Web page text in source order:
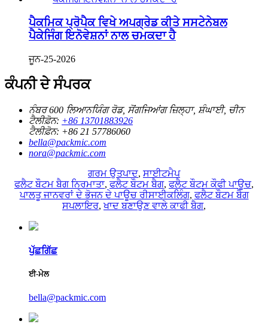
ਪੈਕਮਿਕ ਪ੍ਰੋਪੈਕ ਵਿਖੇ ਅਪਗ੍ਰੇਡ ਕੀਤੇ ਸਸਟੇਨੇਬਲ
ਪੈਕੇਜਿੰਗ ਇਨੋਵੇਸ਼ਨਾਂ ਨਾਲ ਚਮਕਦਾ ਹੈ
ਜੂਨ-25-2026
ਕੰਪਨੀ ਦੇ ਸੰਪਰਕ
ਨੰਬਰ 600 ਲਿਆਨਯਿੰਗ ਰੋਡ, ਸੋਂਗਜਿਆਂਗ ਜ਼ਿਲ੍ਹਾ, ਸ਼ੰਘਾਈ, ਚੀਨ
ਟੈਲੀਫ਼ੋਨ: +86 13701883926
ਟੈਲੀਫ਼ੋਨ: +86 21 57786060
bella@packmic.com
nora@packmic.com
ਗਰਮ ਉਤਪਾਦ, ਸਾਈਟਮੈਪ
ਫਲੈਟ ਬੌਟਮ ਬੈਗ ਨਿਰਮਾਤਾ,ਫਲੈਟ ਬੌਟਮ ਬੈਗ,ਫਲੈਟ ਬੌਟਮ ਕੌਫੀ ਪਾਊਚ,
ਪਾਲਤੂ ਜਾਨਵਰਾਂ ਦੇ ਭੋਜਨ ਦੇ ਪਾਊਚ ਰੀਸਾਈਕਲਿੰਗ,ਫਲੈਟ ਬੌਟਮ ਬੈਗ
ਸਪਲਾਇਰ,ਖਾਦ ਬਣਾਉਣ ਵਾਲੇ ਕਾਫੀ ਬੈਗ,
ਪੁੱਛਗਿੱਛ
ਈ-ਮੇਲ
bella@packmic.com